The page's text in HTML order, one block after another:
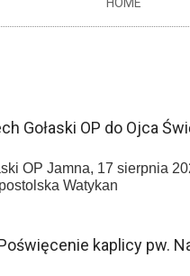
Gołaski OP do Ojca
OP Jamna, 17 sierpnia
Watykan
kaplicy pw.